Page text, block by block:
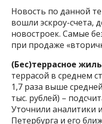
Новость по данной
вошли эскроу-счета,
новостроек. Самые
при продаже
(Бес)террасное
террасой в среднем
1,7 раза выше
тыс. рублей) –
Уточнили аналитики
Петербурга и его